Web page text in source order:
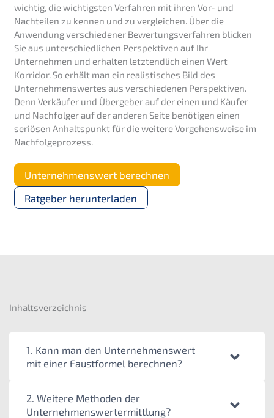
wichtig, die wichtigsten Verfahren mit ihren Vor- und
Nachteilen zu kennen und zu vergleichen. Über die
Anwendung verschiedener Bewertungsverfahren blicken
Sie aus unterschiedlichen Perspektiven auf Ihr
Unternehmen und erhalten letztendlich einen Wert
Korridor. So erhält man ein realistisches Bild des
Unternehmenswertes aus verschiedenen Perspektiven.
Denn Verkäufer und Übergeber auf der einen und Käufer
und Nachfolger auf der anderen Seite benötigen einen
seriösen Anhaltspunkt für die weitere Vorgehensweise im
Nachfolgeprozess.
Unternehmenswert berechnen
Ratgeber herunterladen
Inhaltsverzeichnis
1. Kann man den Unternehmenswert
mit einer Faustformel berechnen?
2. Weitere Methoden der
Unternehmenswertermittlung?